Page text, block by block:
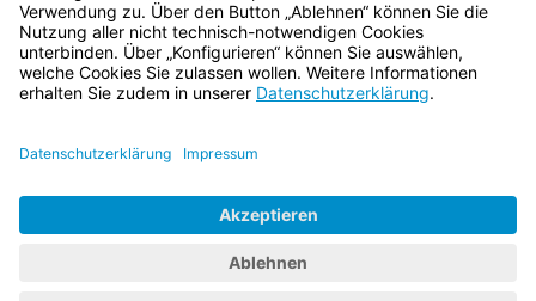
Bayern.de
BayernPortal
Impressum